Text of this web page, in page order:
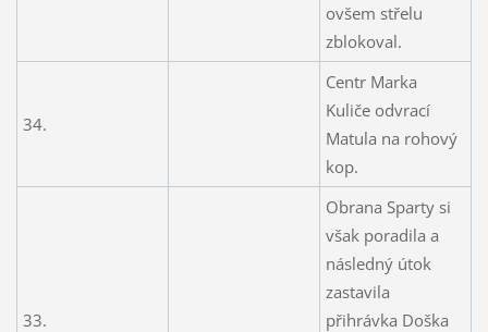
ovšem střelu
zblokoval.
34.
Centr Marka
Kuliče odvrací
Matula na rohový
kop.
33.
Obrana Sparty si
však poradila a
následný útok
zastavila
přihrávka Doška